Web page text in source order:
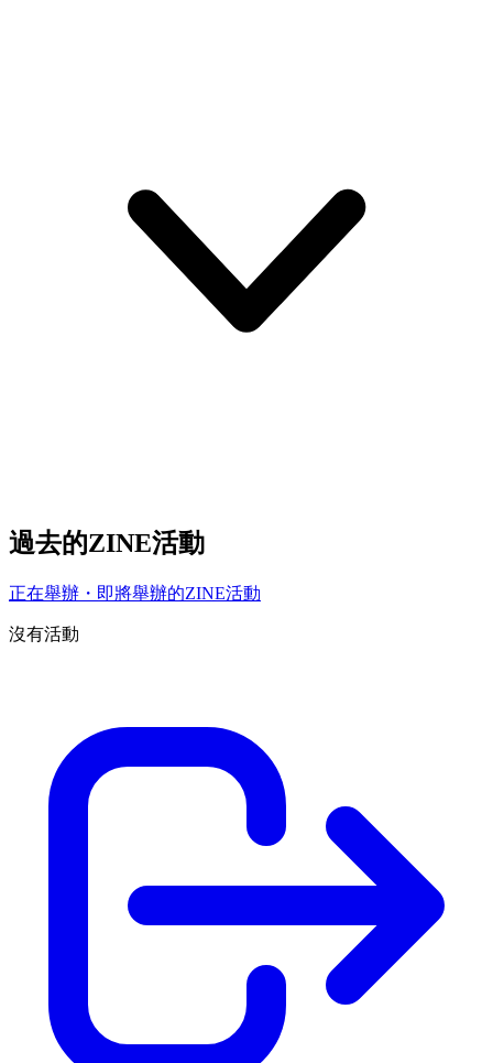
過去的ZINE活動
正在舉辦・即將舉辦的ZINE活動
沒有活動